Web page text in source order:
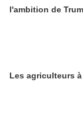
l'ambition de
Les agriculteurs